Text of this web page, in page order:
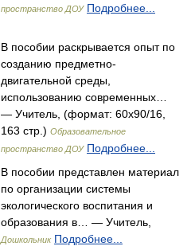
пространство ДОУ Подробнее...
В пособии раскрывается опыт по
созданию предметно-
двигательной среды,
использованию современных…
— Учитель, (формат: 60x90/16,
163 стр.) Образовательное
пространство ДОУ Подробнее...
В пособии представлен материал
по организации системы
экологического воспитания и
образования в… — Учитель,
Дошкольник Подробнее...